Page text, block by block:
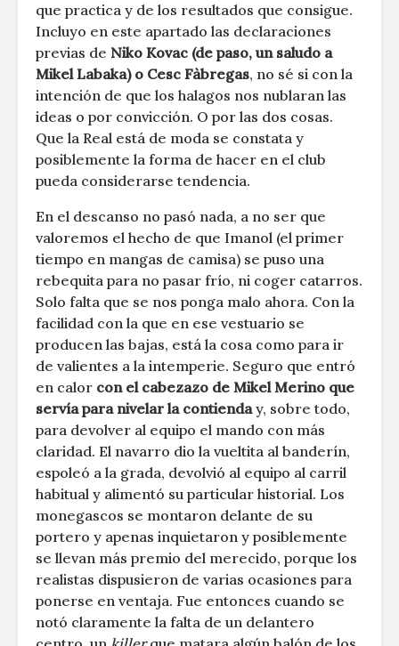
que practica y de los resultados que consigue.
Incluyo en este apartado las declaraciones
previas de Niko Kovac (de paso, un saludo a
Mikel Labaka) o Cesc Fàbregas, no sé si con la
intención de que los halagos nos nublaran las
ideas o por convicción. O por las dos cosas.
Que la Real está de moda se constata y
posiblemente la forma de hacer en el club
pueda considerarse tendencia.
En el descanso no pasó nada, a no ser que
valoremos el hecho de que Imanol (el primer
tiempo en mangas de camisa) se puso una
rebequita para no pasar frío, ni coger catarros.
Solo falta que se nos ponga malo ahora. Con la
facilidad con la que en ese vestuario se
producen las bajas, está la cosa como para ir
de valientes a la intemperie. Seguro que entró
en calor con el cabezazo de Mikel Merino que
servía para nivelar la contienday, sobre todo,
para devolver al equipo el mando con más
claridad. El navarro dio la vueltita al banderín,
espoleó a la grada, devolvió al equipo al carril
habitual y alimentó su particular historial. Los
monegascos se montaron delante de su
portero y apenas inquietaron y posiblemente
se llevan más premio del merecido, porque los
realistas dispusieron de varias ocasiones para
ponerse en ventaja. Fue entonces cuando se
notó claramente la falta de un delantero